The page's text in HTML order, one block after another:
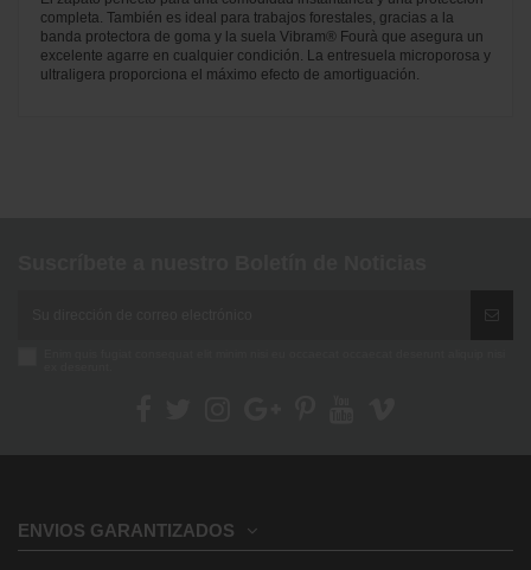
completa. También es ideal para trabajos forestales, gracias a la
banda protectora de goma y la suela Vibram® Fourà que asegura un
excelente agarre en cualquier condición. La entresuela microporosa y
ultraligera proporciona el máximo efecto de amortiguación.
ENVIOS GARANTIZADOS